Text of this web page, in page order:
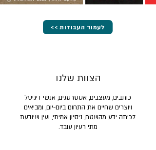
<< לעמוד העבודות
הצוות שלנו
כותבים, מעצבים, אסטרטגים, אנשי דיגיטל
ויוצרים שחיים את התחום ביום-יום, ומביאים
לכיתה ידע מהשטח, ניסיון אמיתי, ועין שיודעת
מתי רעיון עובד.